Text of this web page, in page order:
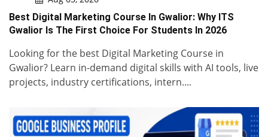
Best Digital Marketing Course In Gwalior: Why ITS
Gwalior Is The First Choice For Students In 2026
Looking for the best Digital Marketing Course in
Gwalior? Learn in-demand digital skills with AI tools, live
projects, industry certifications, intern....